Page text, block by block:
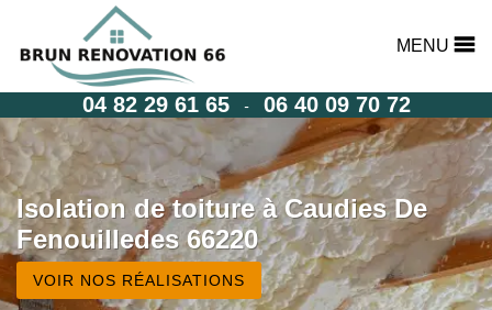
MENU
04 82 29 61 65 - 06 40 09 70 72
Isolation de toiture à Caudies De
Fenouilledes 66220
VOIR NOS RÉALISATIONS